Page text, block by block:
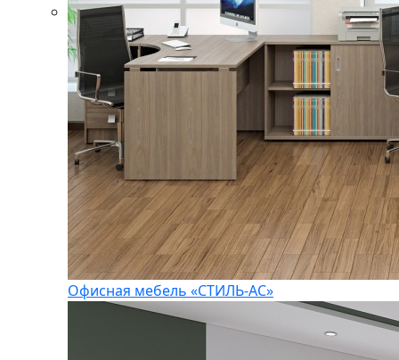
Офисная мебель «СТИЛЬ-АС»